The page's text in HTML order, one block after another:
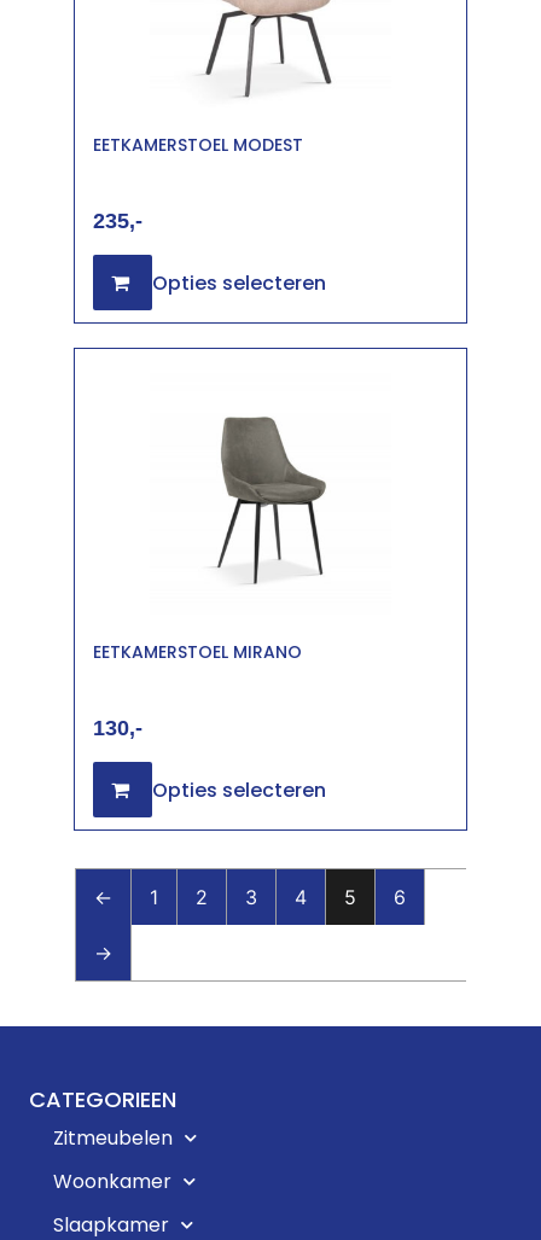
EETKAMERSTOEL MODEST
235
Opties selecteren
EETKAMERSTOEL MIRANO
130
Opties selecteren
← 1 2 3 4 5 6
→
CATEGORIEEN
Zitmeubelen
Woonkamer
Slaapkamer